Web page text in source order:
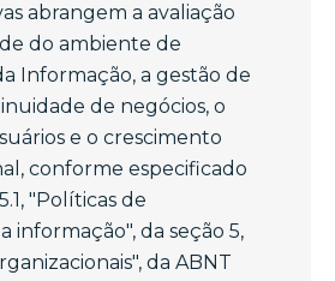
abrangem a avaliação
do ambiente de
Informação, a gestão de
de negócios, o
e o crescimento
conforme especificado
"Políticas de
informação", da seção 5,
da ABNT